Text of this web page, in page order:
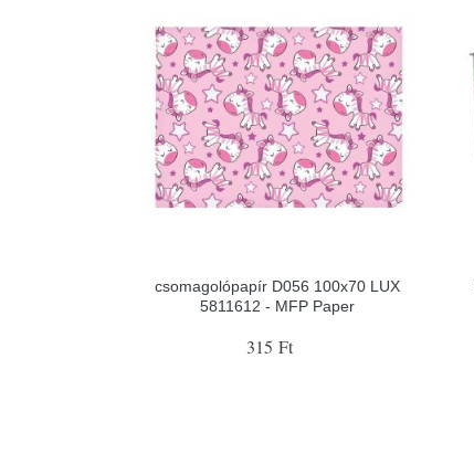
csomagolópapír D056 100x70 LUX
5811612 - MFP Paper
315 Ft